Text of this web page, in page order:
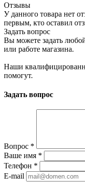
Отзывы
У данного товара нет
первым, кто оставил
Задать вопрос
Вы можете задать
или работе магазина.
Наши
помогут.
Задать вопрос
Вопрос *
Ваше имя *
Телефон *
E-mail